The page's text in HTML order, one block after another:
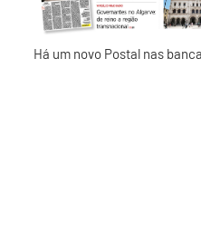
Há um novo Postal nas